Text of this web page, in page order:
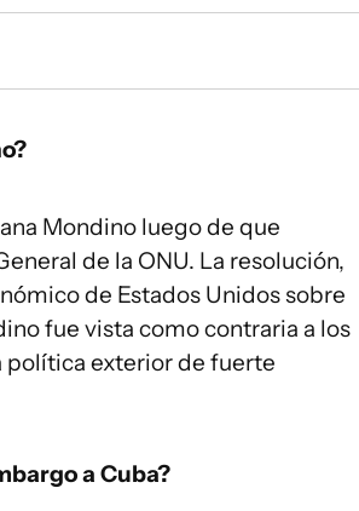
Mondino luego de que
de la ONU. La resolución,
de Estados Unidos sobre
fue vista como contraria a los
política exterior de fuerte
a Cuba?